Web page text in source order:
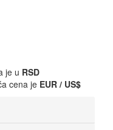
je u RSD
cena je EUR / US$